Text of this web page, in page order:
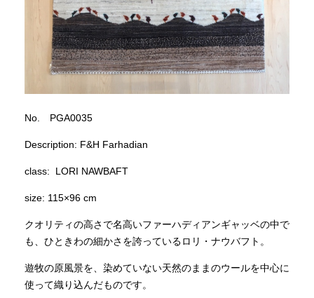
No. PGA0035
Description: F&H Farhadian
class: LORI NAWBAFT
size: 115×96 cm
クオリティの高さで名高いファーハディアンギャッベの中で
も、ひときわの細かさを誇っているロリ・ナウバフト。
遊牧の原風景を、染めていない天然のままのウールを中心に
使って織り込んだものです。